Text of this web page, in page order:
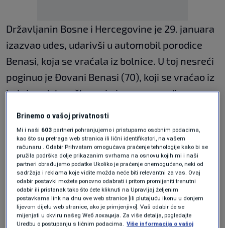
Državljanin Bosne i Hercegovine je 29. januara
izazvao udes, udarivši u automobil porodice
Benasi, koja se vraćala iz bolnice. U toj nesreći
poginuo je Đovani Benasi (70), koji se vraćao iz
bolnice, dok su članovi njegove porodice
Saobraćajni vještak je na suđenju
rekonstruisao događaj i došao do zaključka da
ne samo da je Nedžad S. prošao kroz crveno,
nego je vozio brzinom od 120 km/sat, što je
duplo više od dozvoljene.
Takođe, tokom rekonstrukcije korišteni su i
Brinemo o vašoj privatnosti
Mi i naši 603 partneri pohranjujemo i pristupamo osobnim podacima,
kao što su pretraga web stranica ili lični identifikatori, na vašem
računaru . Odabir Prihvatam omogućava praćenje tehnologije kako bi se
pružila podrška dolje prikazanim svrhama na osnovu kojih mi i naši
partneri obrađujemo podatke Ukoliko je praćenje onemogućeno, neki od
sadržaja i reklama koje vidite možda neće biti relevantni za vas. Ovaj
odabir postavki možete ponovno odabrati i pritom promijeniti trenutni
odabir ili pristanak tako što ćete kliknuti na Upravljaj željenim
postavkama link na dnu ove web stranice [ili plutajuću ikonu u donjem
lijevom dijelu web stranice, ako je primjenjivo]. Vaš odabir će se
mijenjati u okviru našeg Wеб локација. Za više detalja, pogledajte
Uredbu o postupanju s ličnim podacima. Više informacija o vašoj